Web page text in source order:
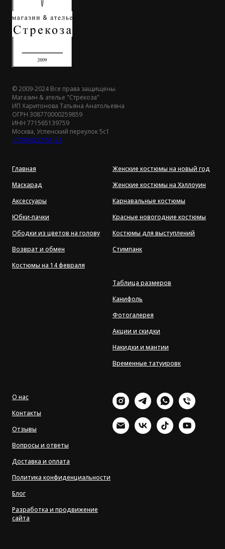
© 2009-2024 Все права защищены.
Магазин & ателье "Стрекоза"
ИП Харитонова Татьяна Анатольевна
ОГРН 308770000259859
ИНН 771565139759
Москва, Успенский переулок 5с1
+7(926)232-51-32
Главная
Маскарад
Аксессуары
Юбки-пачки
Ободки из цветов на голову
Возврат и обмен
Костюмы на 14 февраля
Женские костюмы на новый год
Женские костюмы на Хэллоуин
Карнавальные костюмы
Красные новогодние костюмы
Костюмы для выступлений
Стимпанк
Таблица размеров
Канифоль
Фотогалерея
Акции и скидки
Накидки и мантии
Временные татуировк
О нас
Контакты
Отзывы
Вопросы и ответы
Доставка и оплата
Политика конфиденциальности
Блог
Разработка и продвижение
сайта